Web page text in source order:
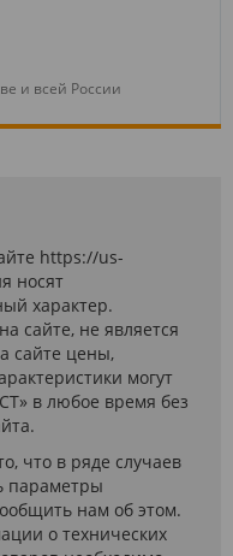
и всей России
https://us-
носят
характер.
сайте, не является
сайте цены,
могут
в любое время без
что в ряде случаев
параметры
нам об этом.
о технических